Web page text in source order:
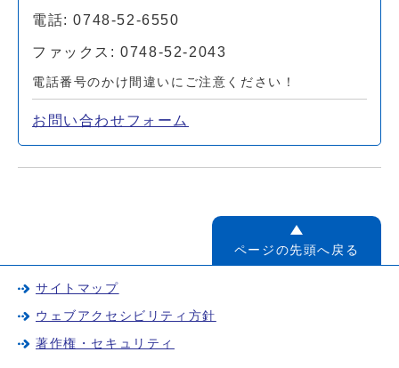
電話: 0748-52-6550
ファックス: 0748-52-2043
電話番号のかけ間違いにご注意ください！
お問い合わせフォーム
ページの先頭へ戻る
サイトマップ
ウェブアクセシビリティ方針
著作権・セキュリティ